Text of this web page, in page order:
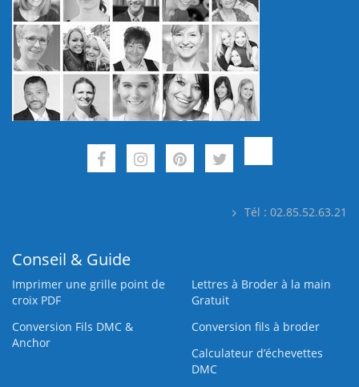
Tél : 02.85.52.63.21
Conseil & Guide
Imprimer une grille point de
croix PDF
Lettres à Broder à la main
Gratuit
Conversion Fils DMC &
Anchor
Conversion fils à broder
Calculateur d’échevettes
DMC